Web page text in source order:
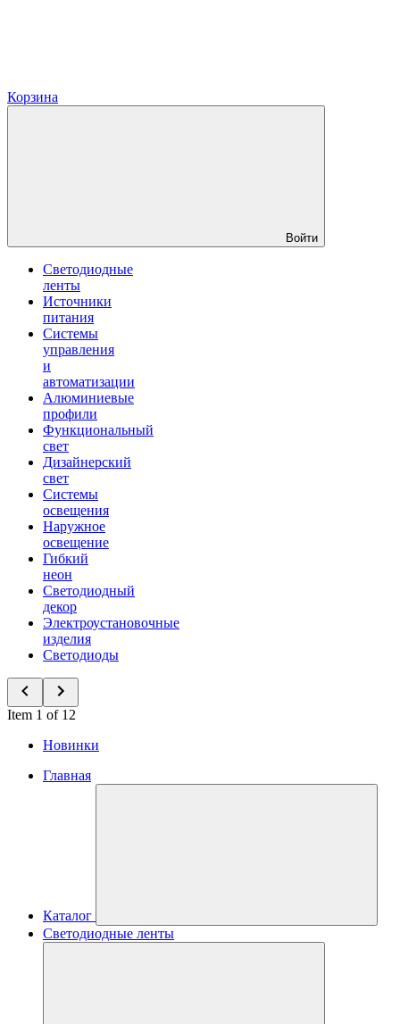
Корзина
Войти
Светодиодные
ленты
Источники
питания
Системы
управления
и
автоматизации
Алюминиевые
профили
Функциональный
свет
Дизайнерский
свет
Системы
освещения
Наружное
освещение
Гибкий
неон
Светодиодный
декор
Электроустановочные
изделия
Светодиоды
Item 1 of 12
Новинки
Главная
Каталог
Светодиодные ленты